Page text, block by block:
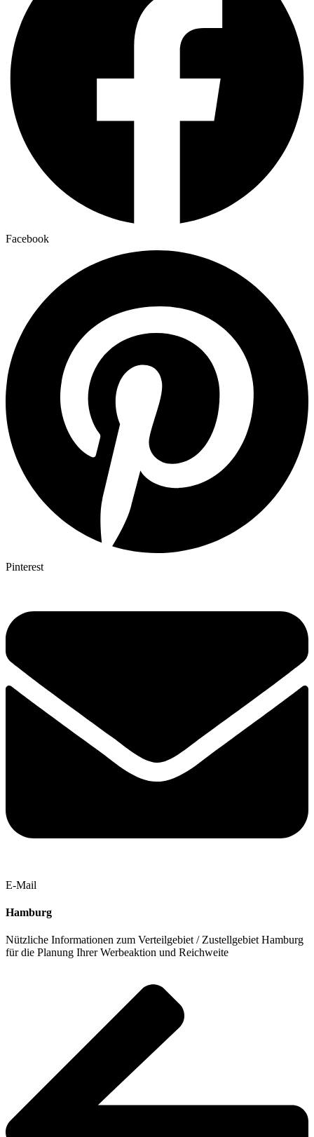
Facebook
Pinterest
E-Mail
Hamburg
Nützliche Informationen zum Verteilgebiet / Zustellgebiet Hamburg
für die Planung Ihrer Werbeaktion und Reichweite